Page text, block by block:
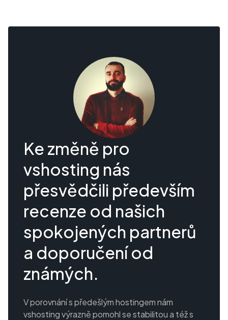
Ke změně pro
vshosting nás
přesvědčili především
recenze od našich
spokojených partnerů
a doporučení od
známých.
V porovnání s předešlým hostingem nám
vshosting výrazně pomohl se stabilitou a též s